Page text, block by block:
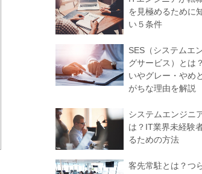
を見極めるために
い５条件
SES（システムエ
グサービス）とは
いやグレー・やめ
がちな理由を解説
システムエンジニ
は？IT業界未経験
るための方法
客先常駐とは？つ